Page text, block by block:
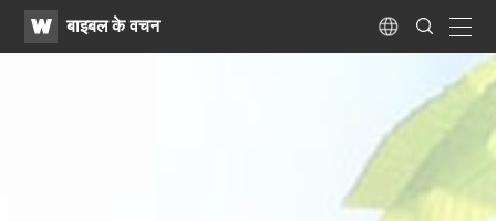
WATVबाइबल के वचन Language
Search
Submit